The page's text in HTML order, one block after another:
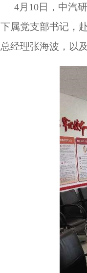
4月 10日，中汽
下属党支部书记，
总经理张海波，以